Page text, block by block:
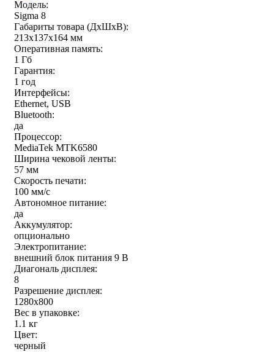
Модель:
Sigma 8
Габариты товара (ДxШxВ):
213х137х164 мм
Оперативная память:
1 Гб
Гарантия:
1 год
Интерфейсы:
Ethernet, USB
Bluetooth:
да
Процессор:
MediaTek MTK6580
Ширина чековой ленты:
57 мм
Скорость печати:
100 мм/с
Автономное питание:
да
Аккумулятор:
опционально
Электропитание:
внешний блок питания 9 В
Диагональ дисплея:
8
Разрешение дисплея:
1280x800
Вес в упаковке:
1.1 кг
Цвет:
черный